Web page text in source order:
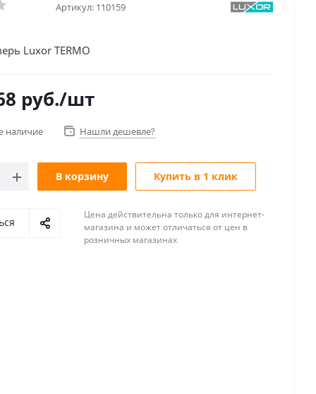
Артикул: 110159
Luxor TERMO
руб./шт
наличие Нашли дешевле?
В корзину Купить в 1 клик
Цена действительна только для интернет-
магазина и может отличаться от цен в
розничных магазинах